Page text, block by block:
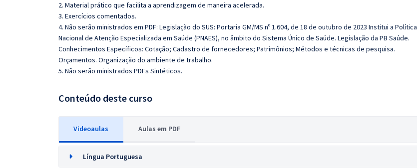
2. Material prático que facilita a aprendizagem de maneira acelerada.
3. Exercícios comentados.
4. Não serão ministrados em PDF: Legislação do SUS: Portaria GM/MS nº 1.604, de 18 de outubro de 2023 Institui a Política
Nacional de Atenção Especializada em Saúde (PNAES), no âmbito do Sistema Único de Saúde. Legislação da PB Saúde.
Conhecimentos Específicos: Cotação; Cadastro de fornecedores; Patrimônios; Métodos e técnicas de pesquisa.
Orçamentos. Organização do ambiente de trabalho.
5. Não serão ministrados PDFs Sintéticos.
Conteúdo deste curso
Videoaulas Aulas em PDF
Língua Portuguesa